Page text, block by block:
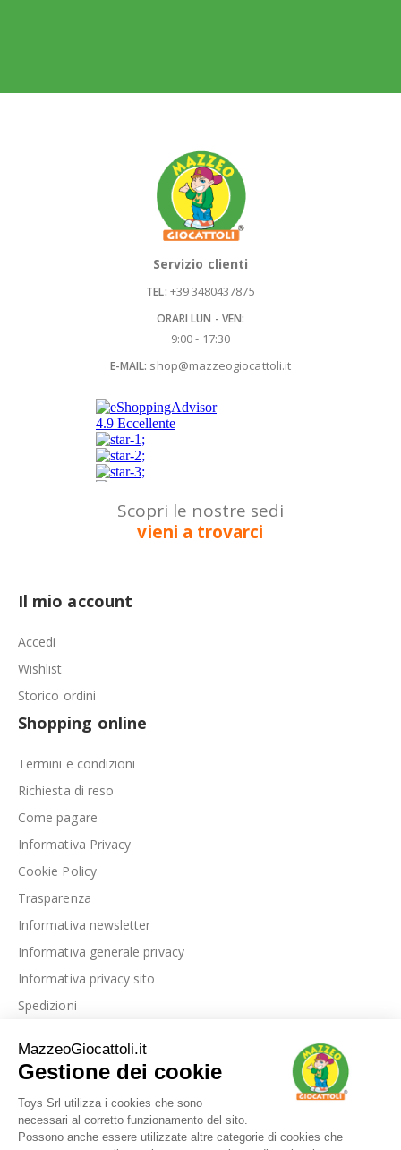
Servizio clienti
TEL: +39 3480437875
ORARI LUN - VEN:
9:00 - 17:30
E-MAIL: shop@mazzeogiocattoli.it
Scopri le nostre sedi
vieni a trovarci
Il mio account
Accedi
Wishlist
Storico ordini
Shopping online
Termini e condizioni
Richiesta di reso
Come pagare
Informativa Privacy
Cookie Policy
Trasparenza
Informativa newsletter
Informativa generale privacy
Informativa privacy sito
Spedizioni
La nostra azienda
Le nostre recensioni
Blog